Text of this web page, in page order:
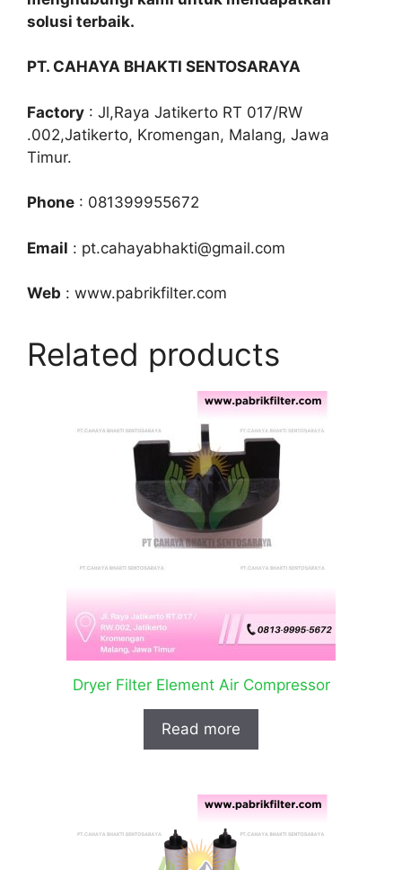
solusi terbaik.
PT. CAHAYA BHAKTI SENTOSARAYA
Factory : Jl,Raya Jatikerto RT 017/RW
.002,Jatikerto, Kromengan, Malang, Jawa
Timur.
Phone : 081399955672
Email : pt.cahayabhakti@gmail.com
Web : www.pabrikfilter.com
Related products
Dryer Filter Element Air Compressor
Read more